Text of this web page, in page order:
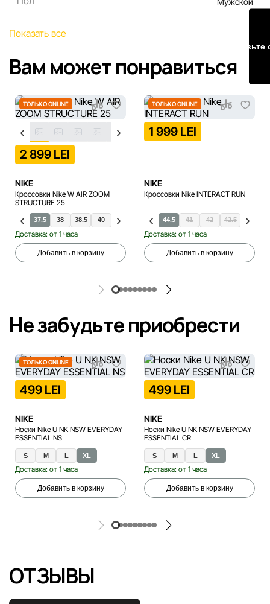
Наша команда регулярно проверяет и обновляет
информацию на сайте, чтобы своевременно выявлять и
сроки.
Показать все
Вам может понравиться
ТОЛЬКО ONLINE
2 899 LEI
NIKE
Кроссовки Nike W AIR ZOOM
STRUCTURE 25
36.5 37.5 38 38.5 40 40.5 41
Доставка: от 1 часа
Добавить в корзину
ТОЛЬКО ONLINE
1 999 LEI
NIKE
Кроссовки Nike INTERACT RUN
40.5 44.5 41 42 42.5 43
Доставка: от 1 часа
Добавить в корзину
Не забудьте приобрести
ТОЛЬКО ONLINE
499 LEI
NIKE
Носки Nike U NK NSW EVERYDAY
ESSENTIAL NS
S M L XL
Доставка: от 1 часа
Добавить в корзину
499 LEI
NIKE
Носки Nike U NK NSW EVERYDAY
ESSENTIAL CR
S M L XL
Доставка: от 1 часа
Добавить в корзину
ОТЗЫВЫ
Оставьте